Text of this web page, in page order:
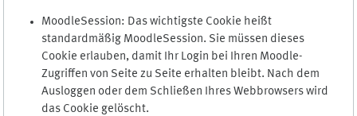
MoodleSession: Das wichtigste Cookie heißt
standardmäßig MoodleSession. Sie müssen dieses
Cookie erlauben, damit Ihr Login bei Ihren Moodle-
Zugriffen von Seite zu Seite erhalten bleibt. Nach dem
Ausloggen oder dem Schließen Ihres Webbrowsers wird
das Cookie gelöscht.